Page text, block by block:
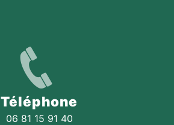
Téléphone
06 81 15 91 40